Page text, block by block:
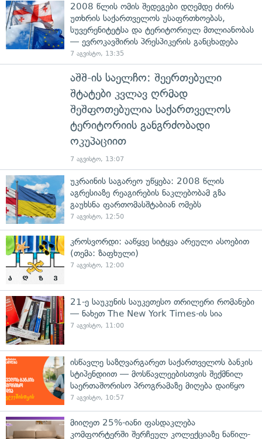
2008 წლის ომის შედეგები დღემდე ძირს
უთხრის საქართველოს უსაფრთხოებას,
სუვერენიტეტსა და ტერიტორიულ მთლიანობას
— ევროკავშირის პრესპიკერის განცხადება
7 აგვისტო, 13:35
აშშ-ის საელჩო: შეერთებული
შტატები კვლავ ღრმად
შეშფოთებულია საქართველოს
ტერიტორიის განგრძობადი
ოკუპაციით
7 აგვისტო, 13:07
უკრაინის საგარეო უწყება: 2008 წლის
აგრესიაზე რეაგირების ნაკლებობამ გზა
გაუხსნა ფართომასშტაბიან ომებს
7 აგვისტო, 12:50
კროსვორდი: ააწყვე სიტყვა არეული ასოებით
(თემა: ზაფხული)
7 აგვისტო, 12:00
21-ე საუკუნის საუკეთესო თრილერი რომანები
— ნახეთ The New York Times-ის სია
7 აგვისტო, 11:00
ისწავლე საზღვარგარეთ საქართველოს ბანკის
სტიპენდიით — მოსწავლეებისთვის შექმნილ
საერთაშორისო პროგრამაზე მიღება დაიწყო
7 აგვისტო, 10:57
მიიღეთ 25%-იანი ფასდაკლება
კომფორტერში შერჩეულ კოლექციაზე ნაწილ-